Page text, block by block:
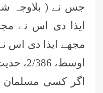
جس نے ( بلاوجہ
ایذا دی اس نے
مجھے ایذا دی اس
اوسط، 2/386، حدیث: 3607)
اگر کسی